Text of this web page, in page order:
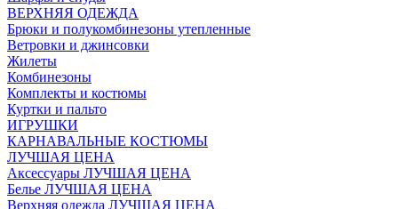
ВЕРХНЯЯ ОДЕЖДА
Брюки и полукомбинезоны утепленные
Ветровки и джинсовки
Жилеты
Комбинезоны
Комплекты и костюмы
Куртки и пальто
ИГРУШКИ
КАРНАВАЛЬНЫЕ КОСТЮМЫ
ЛУЧШАЯ ЦЕНА
Аксессуары ЛУЧШАЯ ЦЕНА
Белье ЛУЧШАЯ ЦЕНА
Верхняя одежда ЛУЧШАЯ ЦЕНА